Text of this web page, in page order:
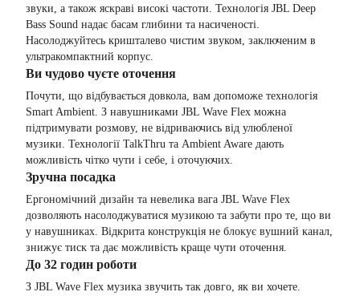
звуки, а також яскраві високі частоти. Технологія JBL Deep
Bass Sound надає басам глибини та насиченості.
Насолоджуйтесь кришталево чистим звуком, заключеним в
ультракомпактний корпус.
Ви чудово чуєте оточення
Почути, що відбувається довкола, вам допоможе технологія
Smart Ambient. З навушниками JBL Wave Flex можна
підтримувати розмову, не відриваючись від улюбленої
музики. Технології TalkThru та Ambient Aware дають
можливість чітко чути і себе, і оточуючих.
Зручна посадка
Ергономічний дизайн та невелика вага JBL Wave Flex
дозволяють насолоджуватися музикою та забути про те, що ви
у навушниках. Відкрита конструкція не блокує вушний канал,
знижує тиск та дає можливість краще чути оточення.
До 32 годин роботи
З JBL Wave Flex музика звучить так довго, як ви хочете.